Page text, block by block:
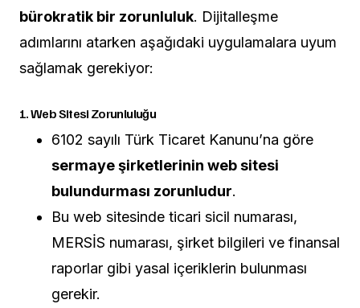
bürokratik bir zorunluluk. Dijitalleşme
adımlarını atarken aşağıdaki uygulamalara uyum
sağlamak gerekiyor:
1. Web Sitesi Zorunluluğu
6102 sayılı Türk Ticaret Kanunu’na göre
sermaye şirketlerinin web sitesi
bulundurması zorunludur.
Bu web sitesinde ticari sicil numarası,
MERSİS numarası, şirket bilgileri ve finansal
raporlar gibi yasal içeriklerin bulunması
gerekir.